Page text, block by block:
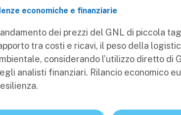
economiche e finanziarie
dei prezzi del GNL di piccola
tra costi e ricavi, il peso della
considerando l’utilizzo diretto di
analisti finanziari. Rilancio economico